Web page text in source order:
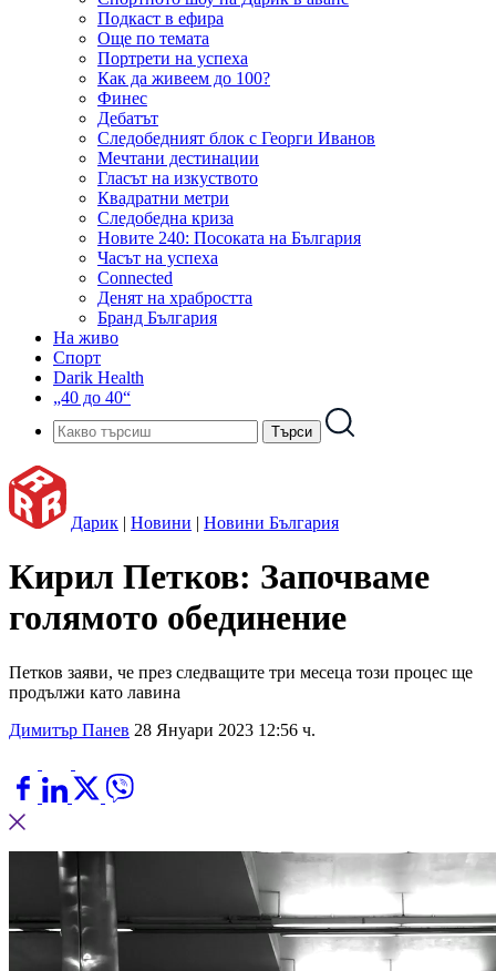
Подкаст в ефира
Още по темата
Портрети на успеха
Как да живеем до 100?
Финес
Дебатът
Следобедният блок с Георги Иванов
Мечтани дестинации
Гласът на изкуството
Квадратни метри
Следобедна криза
Новите 240: Посоката на България
Часът на успеха
Connected
Денят на храбростта
Бранд България
На живо
Спорт
Darik Health
„40 до 40“
Дарик | Новини | Новини България
Кирил Петков: Започваме
голямото обединение
Петков заяви, че през следващите три месеца този процес ще
продължи като лавина
Димитър Панев 28 Януари 2023 12:56 ч.